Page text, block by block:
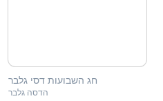
חג השבועות דסי גלבר
הדסה גלבר